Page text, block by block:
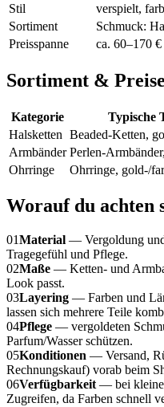
Stil
verspielt,
Sortiment
Schmuck:
Preisspanne
ca. 60–170 €
Sortiment &
Kategorie Typische
Halsketten Beaded-Ketten,
Armbänder Perlen-
Ohrringe
Ohrringe, gold-/
Worauf du achten
01Material — Vergoldung
Tragegefühl und Pflege.
02Maße — Ketten- und
Look passt.
03Layering — Farben und
lassen sich mehrere Teile
04Pflege — vergoldeten
Parfum/Wasser schützen.
05Konditionen — Versand,
Rechnungskauf) vorab beim
06Verfügbarkeit — bei
Zugreifen, da Farben schnell